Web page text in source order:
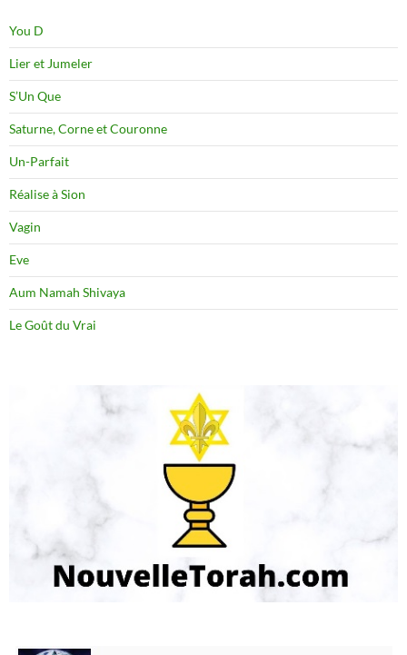
You D
Lier et Jumeler
S’Un Que
Saturne, Corne et Couronne
Un-Parfait
Réalise à Sion
Vagin
Eve
Aum Namah Shivaya
Le Goût du Vrai